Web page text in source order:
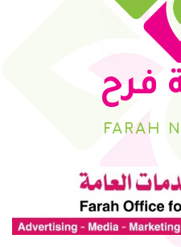
فرح
FARAH